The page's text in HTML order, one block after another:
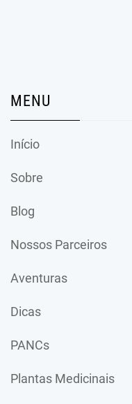
MENU
Início
Sobre
Blog
Nossos Parceiros
Aventuras
Dicas
PANCs
Plantas Medicinais